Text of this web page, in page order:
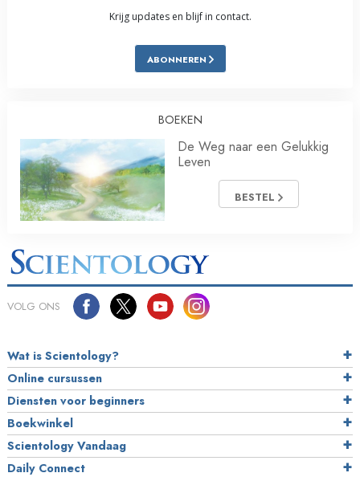
Krijg updates en blijf in contact.
ABONNEREN
BOEKEN
De Weg naar een Gelukkig
Leven
BESTEL
VOLG ONS
Wat is Scientology?
Online cursussen
Diensten voor beginners
Boekwinkel
Scientology Vandaag
Daily Connect